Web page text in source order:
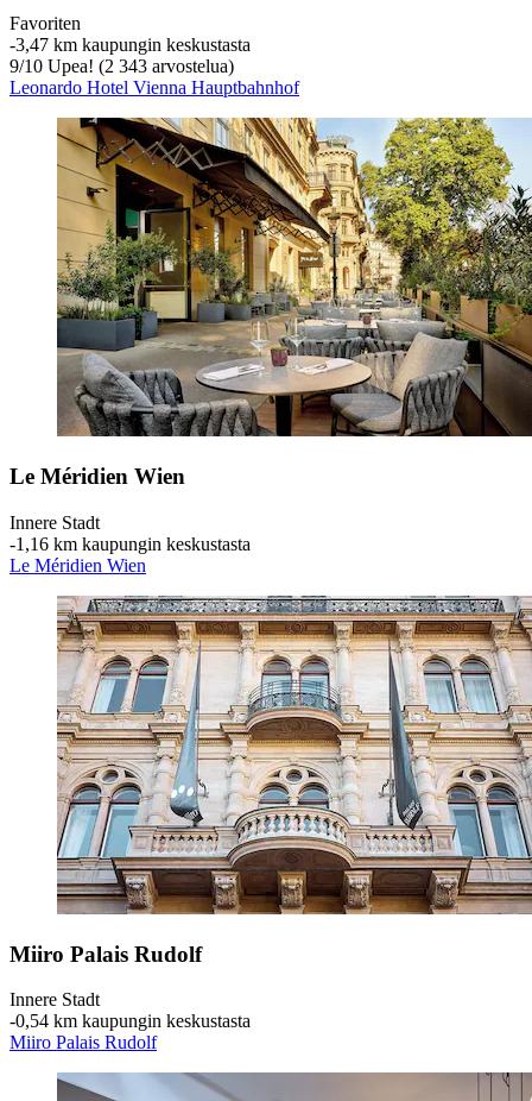
Favoriten
‐3,47 km kaupungin keskustasta
9/10 Upea! (2 343 arvostelua)
Leonardo Hotel Vienna Hauptbahnhof
Le Méridien Wien
Innere Stadt
‐1,16 km kaupungin keskustasta
Le Méridien Wien
Miiro Palais Rudolf
Innere Stadt
‐0,54 km kaupungin keskustasta
Miiro Palais Rudolf